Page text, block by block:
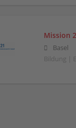
Mission
Basel
Bildung |